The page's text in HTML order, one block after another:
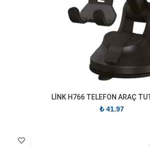
LİNK H766 TELEFON ARAÇ
₺41.97